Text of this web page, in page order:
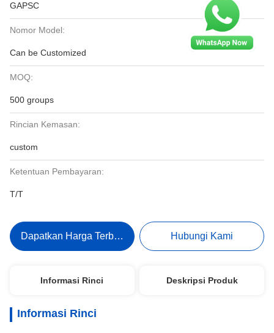
GAPSC
Nomor Model:
Can be Customized
MOQ:
500 groups
Rincian Kemasan:
custom
Ketentuan Pembayaran:
T/T
Dapatkan Harga Terbaik Hubungi Kami
Informasi Rinci Deskripsi Produk
Informasi Rinci